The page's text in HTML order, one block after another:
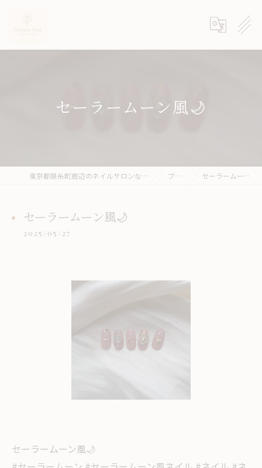
セーラームーン風🌙
東京都錦糸町周辺のネイルサロンならneroria nail ブログ セーラームーン風🌙
セーラームーン風🌙
2025/05/27
セーラームーン風🌙